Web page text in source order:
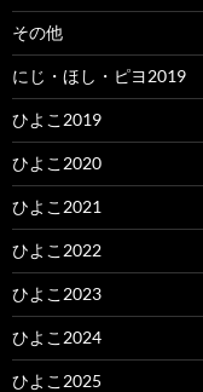
その他
にじ・ほし・ピヨ2019
ひよこ2019
ひよこ2020
ひよこ2021
ひよこ2022
ひよこ2023
ひよこ2024
ひよこ2025